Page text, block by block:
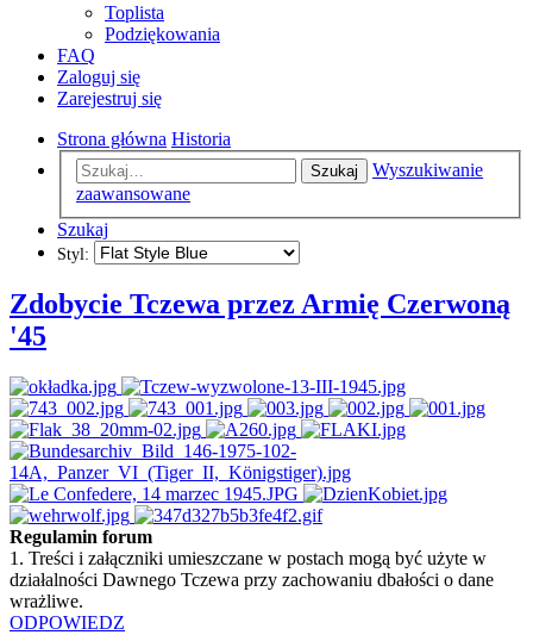
Toplista
Podziękowania
FAQ
Zaloguj się
Zarejestruj się
Strona główna Historia
Szukaj
Wyszukiwanie
zaawansowane
Szukaj
Styl:
Zdobycie Tczewa przez Armię Czerwoną
'45
Regulamin forum
1. Treści i załączniki umieszczane w postach mogą być użyte w
działalności Dawnego Tczewa przy zachowaniu dbałości o dane
wrażliwe.
ODPOWIEDZ